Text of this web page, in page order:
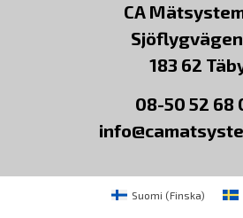
CA
183 62
08-50 52 68
Suomi (Finska)